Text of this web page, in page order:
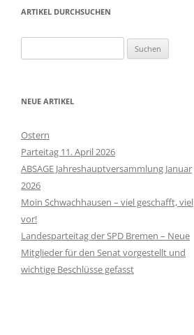
ARTIKEL DURCHSUCHEN
nach:
NEUE ARTIKEL
Ostern
Parteitag 11. April 2026
ABSAGE Jahreshauptversammlung Januar
2026
Moin Schwachhausen – viel geschafft, viel
vor!
Landesparteitag der SPD Bremen – Neue
Mitglieder für den Senat vorgestellt und
wichtige Beschlüsse gefasst